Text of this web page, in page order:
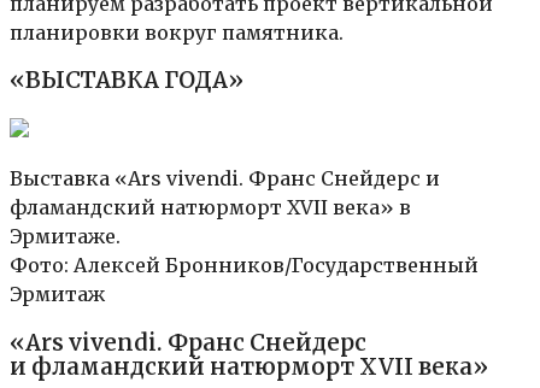
планировки вокруг памятника.
«ВЫСТАВКА ГОДА»
Выставка «Ars vivendi. Франс Снейдерс и
фламандский натюрморт XVII века» в
Эрмитаже.
Фото: Алексей Бронников/Государственный
Эрмитаж
«Ars vivendi. Франс Снейдерс
и фламандский натюрморт XVII века»